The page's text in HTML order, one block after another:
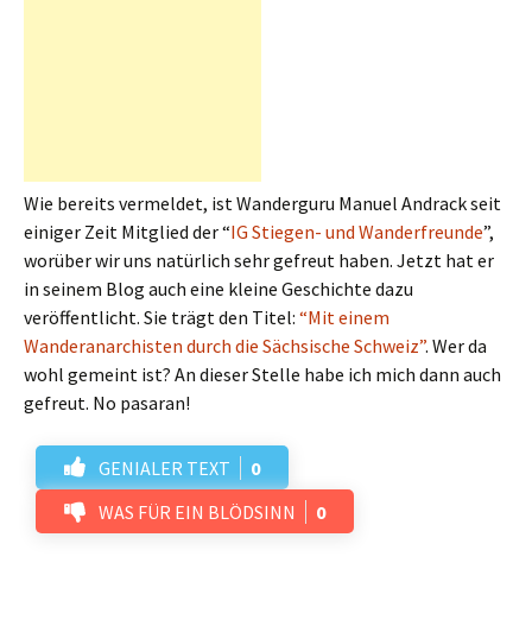
Wie bereits vermeldet, ist Wanderguru Manuel Andrack seit
einiger Zeit Mitglied der “IG Stiegen- und Wanderfreunde”,
worüber wir uns natürlich sehr gefreut haben. Jetzt hat er
in seinem Blog auch eine kleine Geschichte dazu
veröffentlicht. Sie trägt den Titel: “Mit einem
Wanderanarchisten durch die Sächsische Schweiz”. Wer da
wohl gemeint ist? An dieser Stelle habe ich mich dann auch
gefreut. No pasaran!
GENIALER TEXT
0
WAS FÜR EIN BLÖDSINN
0